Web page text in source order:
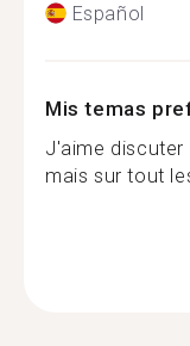
Español
Mis temas
J'aime
mais sur tout